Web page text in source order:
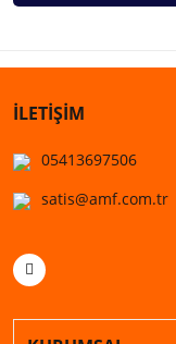
İLETİŞİM
05413697506
satis@amf.com.tr